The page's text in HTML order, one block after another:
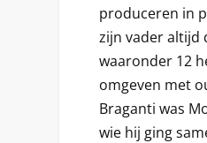
produceren in
zijn vader altijd
waaronder 12
omgeven met
Braganti was
wie hij ging